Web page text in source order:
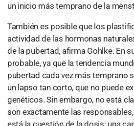
un inicio más temprano de la
También es posible que los
actividad de las hormonas
de la pubertad, afirma Gohlke. En
probable, ya que la tendencia
pubertad cada vez más temprano
un lapso tan corto, que no puede
genéticos. Sin embargo, no está
son exactamente las
está la cuestión de la dosis: una